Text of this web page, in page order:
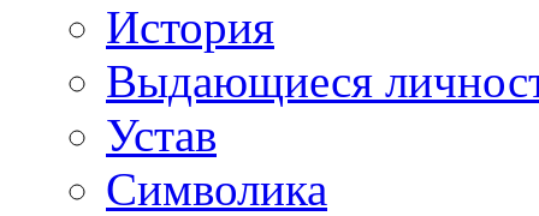
История
Выдающиеся
Устав
Символика